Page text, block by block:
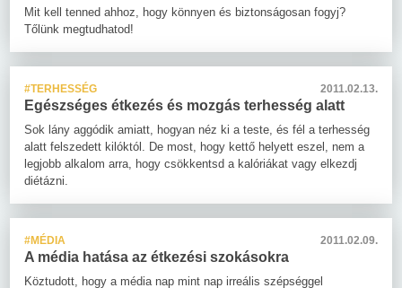
Mit kell tenned ahhoz, hogy könnyen és biztonságosan fogyj?
Tőlünk megtudhatod!
#TERHESSÉG 2011.02.13.
Egészséges étkezés és mozgás terhesség alatt
Sok lány aggódik amiatt, hogyan néz ki a teste, és fél a terhesség
alatt felszedett kilóktól. De most, hogy kettő helyett eszel, nem a
legjobb alkalom arra, hogy csökkentsd a kalóriákat vagy elkezdj
diétázni.
#MÉDIA 2011.02.09.
A média hatása az étkezési szokásokra
Köztudott, hogy a média nap mint nap irreális szépséggel